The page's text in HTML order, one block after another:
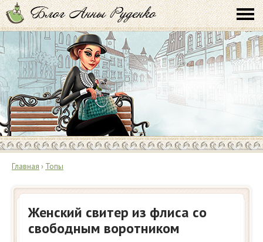
Главная › Топы
Женский свитер из флиса со
свободным воротником